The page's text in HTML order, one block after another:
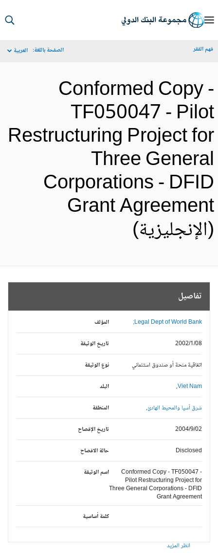
الفقر الصفحة باللغة: العربية
Conformed Copy
TF050047 -
Restructuring Project
Three
Corporations -
Grant
تفاصيل
المؤلف Legal Dept of World Bank;
تاريخ الوثيقة 2002/1/08
نوع الوثيقة اتفاقية منحة أو صندوق استئماني
البلد Viet Nam,
المنطقة شرق آسيا والمحيط الهادئ,
تاريخ الإفصاح 2004/9/02
حالة الافصاح Disclosed
اسم الوثيقة
Conformed Copy - TF050047 -
Pilot Restructuring Project for
Three General Corporations - DFID
Grant Agreement
كلمة أساسية
انظر المزيد